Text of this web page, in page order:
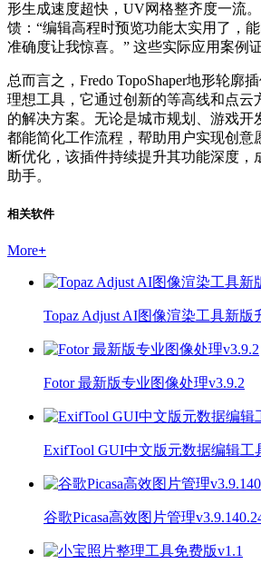
形生成速度超快，UV网格整齐度一流
馈：“编辑高程时预览功能太实用了，
准确度让我惊喜。” 这些实际应用案例
总而言之，Fredo TopoShaper地形轮廓
理想工具，它通过创新的等高线和点云
的解决方案。无论是城市规划、游戏开
都能简化工作流程，帮助用户实现创意
断优化，该插件持续提升其功能深度，
助手。
相关软件
More+
Topaz Adjust AI图像渲染工具新版
Fotor 最新版专业图像处理v3.9.2
ExifTool GUI中文版元数据编辑工
谷歌Picasa高效图片管理